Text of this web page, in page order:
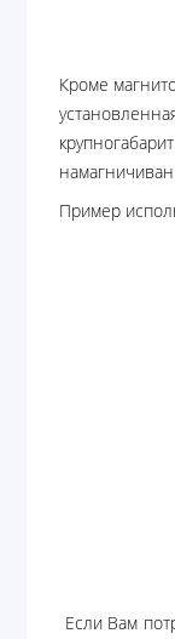
Кроме
Пример
Если Вам